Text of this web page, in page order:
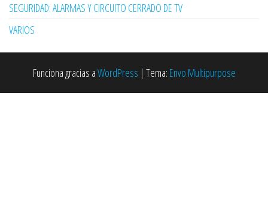
SEGURIDAD: ALARMAS Y CIRCUITO CERRADO DE TV
VARIOS
Funciona gracias aWordPress | Tema: Envo Multipurpose